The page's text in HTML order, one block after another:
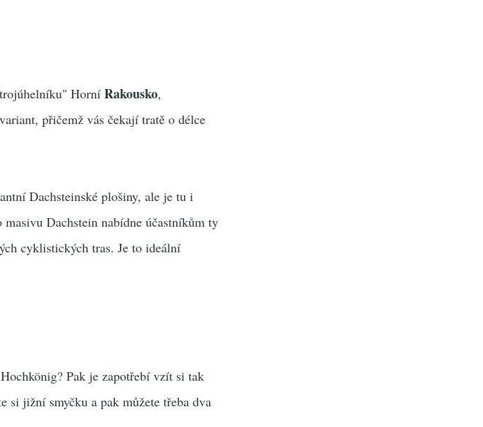
HorníRakousko,
přičemž vás čekají tratě o délce
Dachsteinské plošiny, ale je tu i
Dachstein nabídne účastníkům ty
cyklistických tras. Je to ideální
Pak je zapotřebí vzít si tak
si jižní smyčku a pak můžete třeba dva